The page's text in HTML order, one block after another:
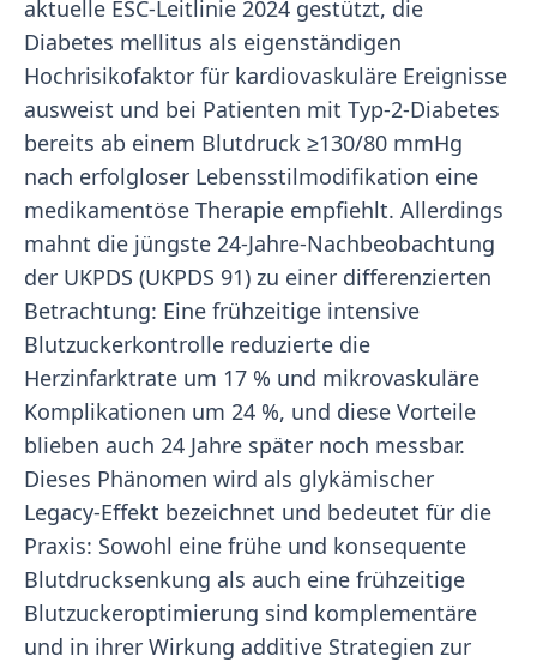
aktuelle ESC-Leitlinie 2024 gestützt, die
Diabetes mellitus als eigenständigen
Hochrisikofaktor für kardiovaskuläre Ereignisse
ausweist und bei Patienten mit Typ-2-Diabetes
bereits ab einem Blutdruck ≥130/80 mmHg
nach erfolgloser Lebensstilmodifikation eine
medikamentöse Therapie empfiehlt. Allerdings
mahnt die jüngste 24-Jahre-Nachbeobachtung
der UKPDS (UKPDS 91) zu einer differenzierten
Betrachtung: Eine frühzeitige intensive
Blutzuckerkontrolle reduzierte die
Herzinfarktrate um 17 % und mikrovaskuläre
Komplikationen um 24 %, und diese Vorteile
blieben auch 24 Jahre später noch messbar.
Dieses Phänomen wird als glykämischer
Legacy-Effekt bezeichnet und bedeutet für die
Praxis: Sowohl eine frühe und konsequente
Blutdrucksenkung als auch eine frühzeitige
Blutzuckeroptimierung sind komplementäre
und in ihrer Wirkung additive Strategien zur